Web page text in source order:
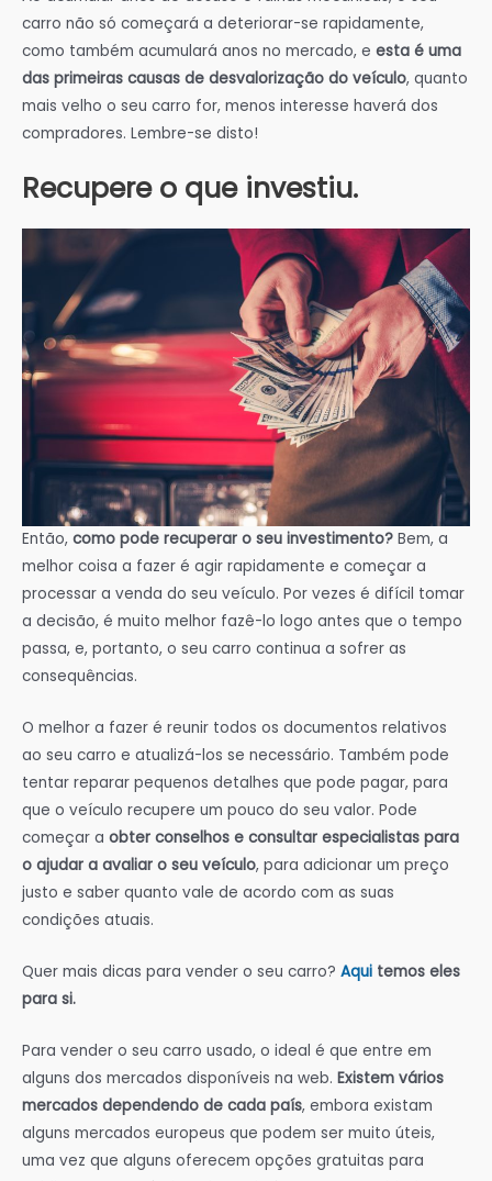
carro não só começará a deteriorar-se rapidamente,
como também acumulará anos no mercado, e esta é uma
das primeiras causas de desvalorização do veículo, quanto
mais velho o seu carro for, menos interesse haverá dos
compradores. Lembre-se disto!
Recupere o que investiu.
Então, como pode recuperar o seu investimento? Bem, a
melhor coisa a fazer é agir rapidamente e começar a
processar a venda do seu veículo. Por vezes é difícil tomar
a decisão, é muito melhor fazê-lo logo antes que o tempo
passa, e, portanto, o seu carro continua a sofrer as
consequências.
O melhor a fazer é reunir todos os documentos relativos
ao seu carro e atualizá-los se necessário. Também pode
tentar reparar pequenos detalhes que pode pagar, para
que o veículo recupere um pouco do seu valor. Pode
começar a obter conselhos e consultar especialistas para
o ajudar a avaliar o seu veículo, para adicionar um preço
justo e saber quanto vale de acordo com as suas
condições atuais.
Quer mais dicas para vender o seu carro? Aqui temos eles
para si.
Para vender o seu carro usado, o ideal é que entre em
alguns dos mercados disponíveis na web. Existem vários
mercados dependendo de cada país, embora existam
alguns mercados europeus que podem ser muito úteis,
uma vez que alguns oferecem opções gratuitas para